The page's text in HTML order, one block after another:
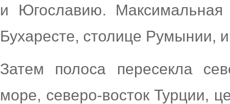
и Югославию.
Бухаресте, столице Румынии,
Затем полоса пересекла
море, северо-восток Турции,